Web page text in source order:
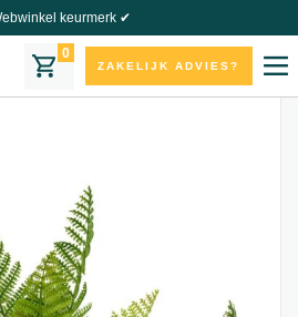
keurmerk ✔
0
ZAKELIJK ADVIES?